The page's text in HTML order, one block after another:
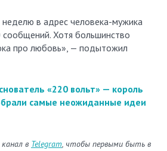
в адрес человека-мужика
Хотя большинство
про любовь», — подытожил
«220 вольт» — король
самые неожиданные идеи
в Telegram, чтобы первыми быть в